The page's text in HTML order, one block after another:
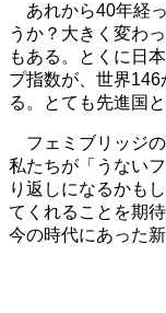
あれから40年経
うか？大きく変わ
もある。とくに日
プ指数が、世界146
る。とても先進国と
フェミブリッジ
私たちが「うない
り返しになるかも
てくれることを期
今の時代にあった